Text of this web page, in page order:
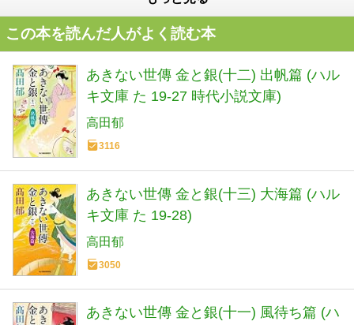
この本を読んだ人がよく読む本
あきない世傳 金と銀(十二) 出帆篇 (ハル
キ文庫 た 19-27 時代小説文庫)
高田郁
3116
あきない世傳 金と銀(十三) 大海篇 (ハル
キ文庫 た 19-28)
高田郁
3050
あきない世傳 金と銀(十一) 風待ち篇 (ハ